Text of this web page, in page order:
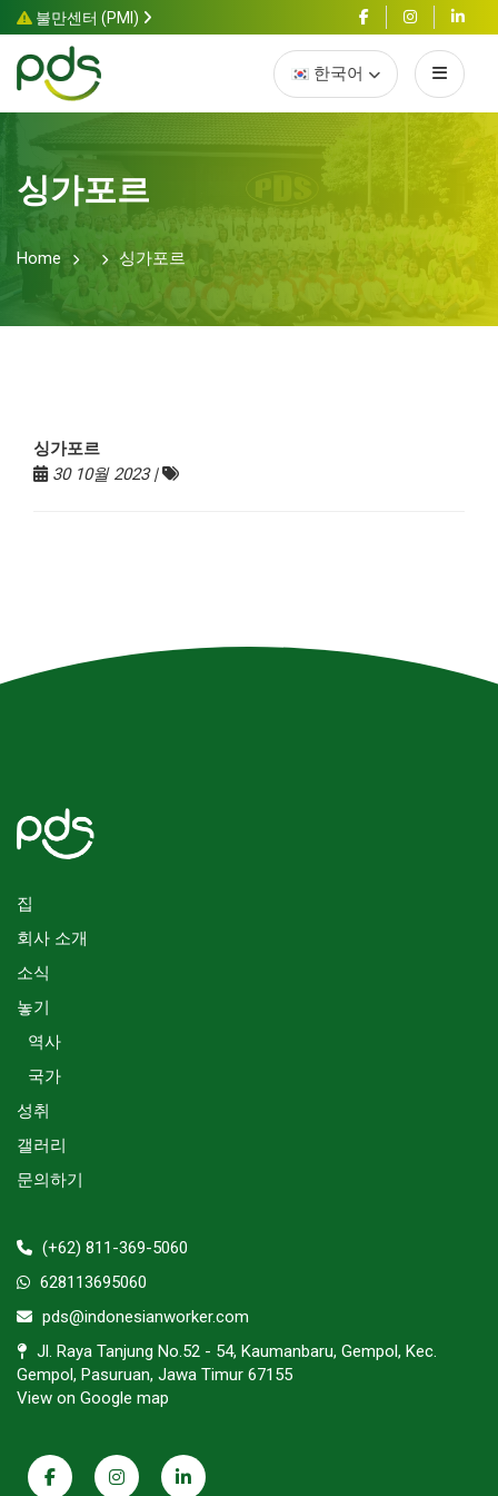
불만센터 (PMI)
한국어
싱가포르
Home 싱가포르
싱가포르
30 10월 2023 |
집
회사 소개
소식
놓기
역사
국가
성취
갤러리
문의하기
(+62) 811-369-5060
628113695060
pds@indonesianworker.com
Jl. Raya Tanjung No.52 - 54, Kaumanbaru, Gempol, Kec.
Gempol, Pasuruan, Jawa Timur 67155
View on Google map